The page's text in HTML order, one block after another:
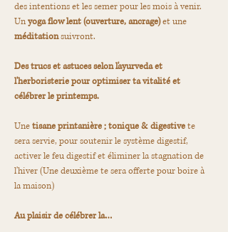
des intentions et les semer pour les mois à venir.
Un yoga flow lent (ouverture, ancrage) et une
méditation suivront.
Des trucs et astuces selon l'ayurveda et
l'herboristerie pour optimiser ta vitalité et
célébrer le printemps.
Une tisane printanière ; tonique & digestive te
sera servie, pour soutenir le système digestif,
activer le feu digestif et éliminer la stagnation de
l'hiver (Une deuxième te sera offerte pour boire à
la maison)
Au plaisir de célébrer la…